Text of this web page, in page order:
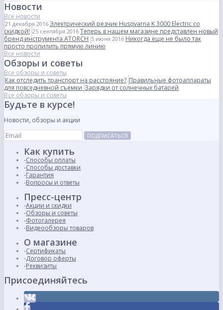
Новости
Все новости
21 декабря 2016 Электрический резчик Husqvarna K 3000 Electric со
скидкой! 25 сентября 2016 Теперь в нашем магазине представлен новый
бренд инструмента ATORCH 5 июня 2016 Никогда еще не было так
просто пропилить прямую линию
Все новости
Обзоры и советы
Все обзоры и советы
Как отследить транспорт на расстояние? Правильные фотоаппараты
для повседневной съемки Зарядки от солнечных батарей
Все обзоры и советы
Будьте в курсе!
Новости, обзоры и акции
ПОДПИСАТЬСЯ
Как купить
Способы оплаты
Способы доставки
Гарантия
Вопросы и ответы
Пресс-центр
Акции и скидки
Обзоры и советы
Фотогалерея
Видеообзоры товаров
О магазине
Сертификаты
Договор оферты
Реквизиты
Присоединяйтесь